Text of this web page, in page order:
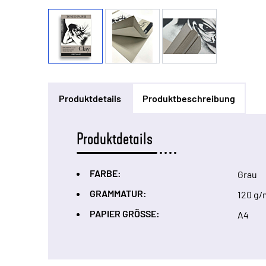
Produktdetails Produktbeschreibung
Produktdetails
FARBE:
Grau
GRAMMATUR:
120 g/
PAPIER GRÖSSE:
A4